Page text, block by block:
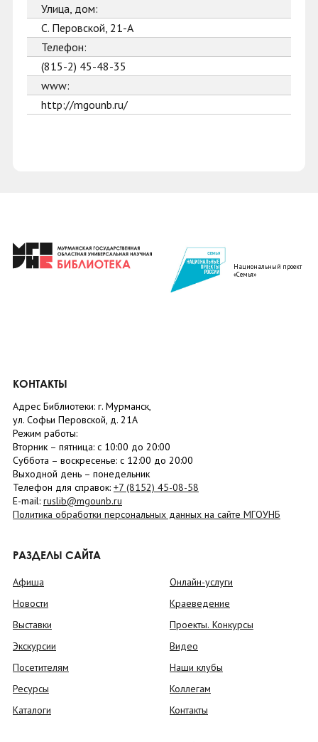
Улица, дом:
С. Перовской, 21-А
Телефон:
(815-2) 45-48-35
www:
http://mgounb.ru/
Национальный проект
«Семья»
КОНТАКТЫ
Адрес Библиотеки: г. Мурманск,
ул. Софьи Перовской, д. 21А
Режим работы:
Вторник – пятница: с 10:00 до 20:00
Суббота – воскресенье: c 12:00 до 20:00
Выходной день – понедельник
Телефон для справок: +7 (8152) 45-08-58
E-mail: ruslib@mgounb.ru
Политика обработки персональных данных на сайте МГОУНБ
РАЗДЕЛЫ САЙТА
Афиша
Новости
Выставки
Экскурсии
Посетителям
Ресурсы
Каталоги
Онлайн-услуги
Краеведение
Проекты. Конкурсы
Видео
Наши клубы
Коллегам
Контакты